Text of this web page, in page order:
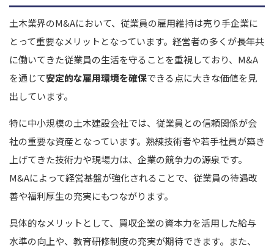
土木業界のM&Aにおいて、従業員の雇用維持は売り手企業に
とって重要なメリットとなっています。経営者の多くが長年共
に働いてきた従業員の生活を守ることを重視しており、M&A
を通じて安定的な雇用環境を確保できる点に大きな価値を見
出しています。
特に中小規模の土木建設会社では、従業員との信頼関係が会
社の重要な資産となっています。熟練技術者や若手社員が築き
上げてきた技術力や現場力は、企業の競争力の源泉です。
M&Aによって経営基盤が強化されることで、従業員の待遇改
善や福利厚生の充実にもつながります。
具体的なメリットとして、買収企業の資本力を活用した給与
水準の向上や、教育研修制度の充実が期待できます。また、